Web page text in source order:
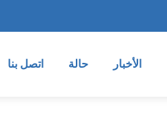
الأخبار حالة اتصل بنا